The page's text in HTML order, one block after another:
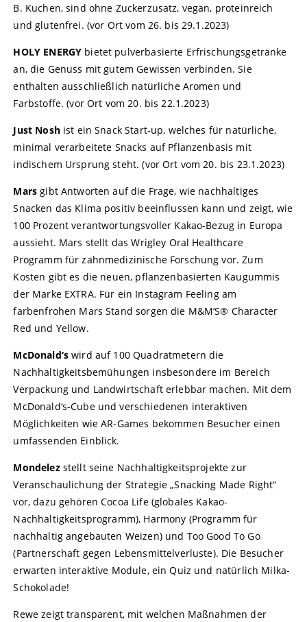
B. Kuchen, sind ohne Zuckerzusatz, vegan, proteinreich
und glutenfrei. (vor Ort vom 26. bis 29.1.2023)
HOLY ENERGY bietet pulverbasierte Erfrischungsgetränke
an, die Genuss mit gutem Gewissen verbinden. Sie
enthalten ausschließlich natürliche Aromen und
Farbstoffe. (vor Ort vom 20. bis 22.1.2023)
Just Noshist ein Snack Start-up, welches für natürliche,
minimal verarbeitete Snacks auf Pflanzenbasis mit
indischem Ursprung steht. (vor Ort vom 20. bis 23.1.2023)
Marsgibt Antworten auf die Frage, wie nachhaltiges
Snacken das Klima positiv beeinflussen kann und zeigt, wie
100 Prozent verantwortungsvoller Kakao-Bezug in Europa
aussieht. Mars stellt das Wrigley Oral Healthcare
Programm für zahnmedizinische Forschung vor. Zum
Kosten gibt es die neuen, pflanzenbasierten Kaugummis
der Marke EXTRA. Für ein Instagram Feeling am
farbenfrohen Mars Stand sorgen die M&M‘S® Character
Red und Yellow.
McDonald‘swird auf 100 Quadratmetern die
Nachhaltigkeitsbemühungen insbesondere im Bereich
Verpackung und Landwirtschaft erlebbar machen. Mit dem
McDonald‘s-Cube und verschiedenen interaktiven
Möglichkeiten wie AR-Games bekommen Besucher einen
umfassenden Einblick.
Mondelezstellt seine Nachhaltigkeitsprojekte zur
Veranschaulichung der Strategie „Snacking Made Right“
vor, dazu gehören Cocoa Life (globales Kakao-
Nachhaltigkeitsprogramm), Harmony (Programm für
nachhaltig angebauten Weizen) und Too Good To Go
(Partnerschaft gegen Lebensmittelverluste). Die Besucher
erwarten interaktive Module, ein Quiz und natürlich Milka-
Schokolade!
Rewe zeigt transparent, mit welchen Maßnahmen der